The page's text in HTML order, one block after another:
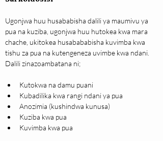
Ugonjwa huu husababisha dalili ya maumivu ya
pua na kuziba, ugonjwa huu hutokea kwa mara
chache, ukitokea husabababisha kuvimba kwa
tishu za pua na kutengeneza uvimbe kwa ndani.
Dalili zinazoambatana ni;
Kutokwa na damu puani
Kubadilika kwa rangi ndani ya pua
Anozimia (kushindwa kunusa)
Kuziba kwa pua
Kuvimba kwa pua